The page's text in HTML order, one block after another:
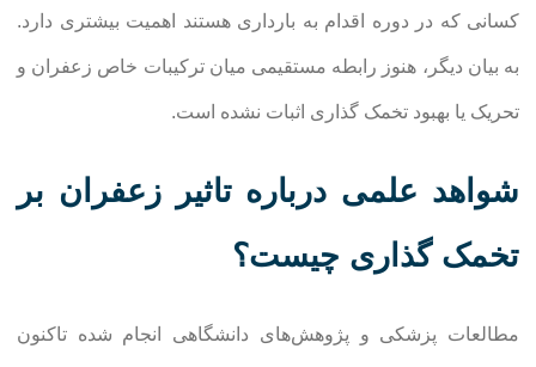
کسانی که در دوره اقدام به بارداری هستند اهمیت بیشتری دارد.
به بیان دیگر، هنوز رابطه مستقیمی میان ترکیبات خاص زعفران و
تحریک یا بهبود تخمک گذاری اثبات نشده است.
شواهد علمی درباره تاثیر زعفران بر
تخمک گذاری چیست؟
مطالعات پزشکی و پژوهش‌های دانشگاهی انجام شده تاکنون